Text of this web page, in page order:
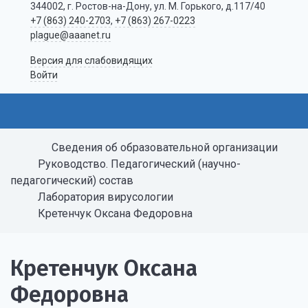
344002, г. Ростов-на-Дону, ул. М. Горького, д.117/40
+7 (863) 240-2703, +7 (863) 267-0223
plague@aaanet.ru
Версия для слабовидящих
Войти
Сведения об образовательной организации
Руководство. Педагогический (научно-
педагогический) состав
Лаборатория вирусологии
Кретенчук Оксана Федоровна
Кретенчук Оксана
Федоровна